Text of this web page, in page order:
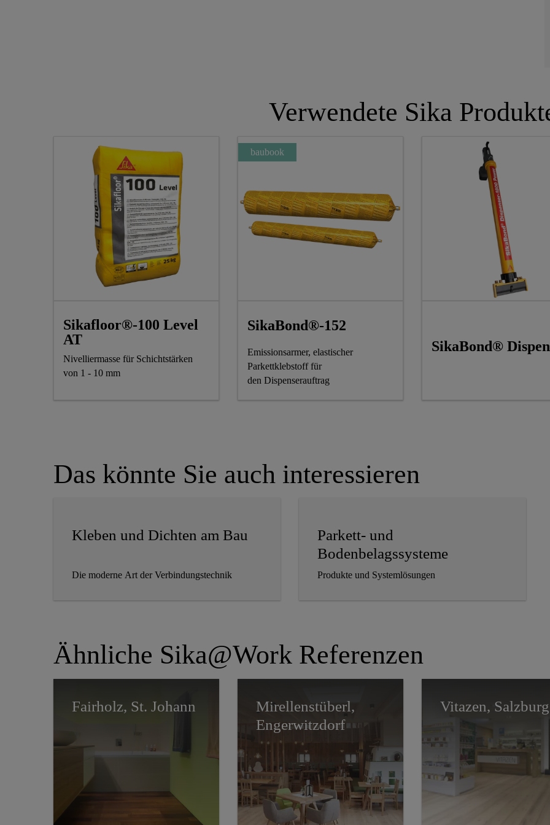
Verwendete Sika
Sikafloor®-100 Level
AT
Nivelliermasse für Schichtstärken
von 1 - 10 mm
SikaBond®-152
Emissionsarmer, elastischer
Parkettklebstoff für
den Dispenserauftrag
baubook
SikaBond®
Das könnte Sie auch interessieren
Kleben und Dichten am Bau
Die moderne Art der Verbindungstechnik
Parkett- und
Bodenbelagssysteme
Produkte und Systemlösungen
Ähnliche Sika@Work Referenzen
Fairholz, St. Johann
Mirellenstüberl,
Engerwitzdorf
Vitazen, Salzburg